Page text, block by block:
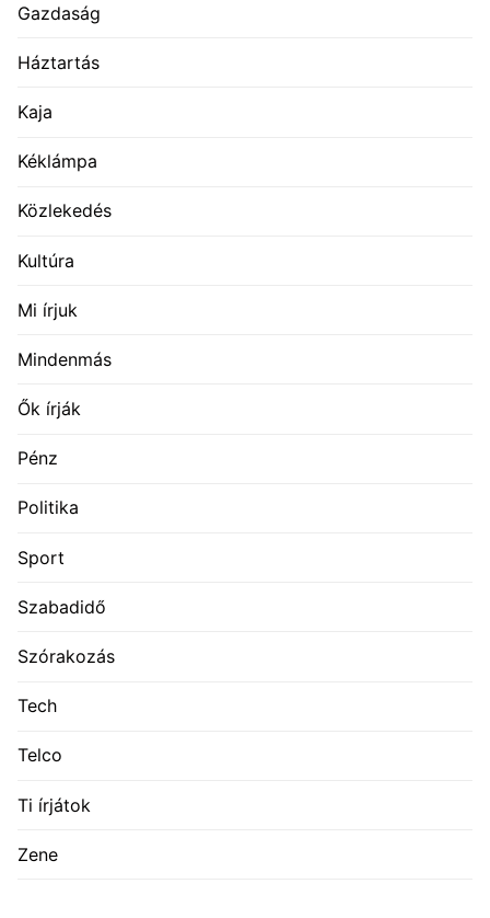
Gazdaság
Háztartás
Kaja
Kéklámpa
Közlekedés
Kultúra
Mi írjuk
Mindenmás
Ők írják
Pénz
Politika
Sport
Szabadidő
Szórakozás
Tech
Telco
Ti írjátok
Zene